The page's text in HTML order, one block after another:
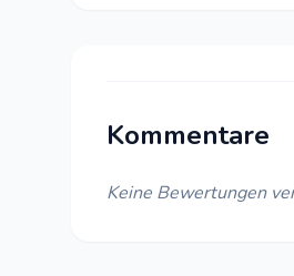
Kommentare
Keine Bewertungen